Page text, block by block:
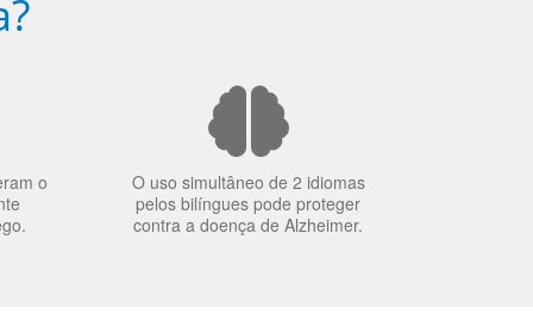
o
O uso simultâneo de 2 idiomas
pelos bilíngues pode proteger
contra a doença de Alzheimer.